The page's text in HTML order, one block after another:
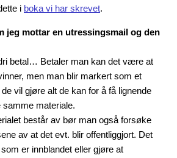
i boka vi har skrevet.
jeg mottar en utressingsmail og den
betal… Betaler man kan det være at
men man blir markert som et
vil gjøre alt de kan for å få lignende
samme materiale.
består av bør man også forsøke
av at det evt. blir offentliggjort. Det
er innblandet eller gjøre at